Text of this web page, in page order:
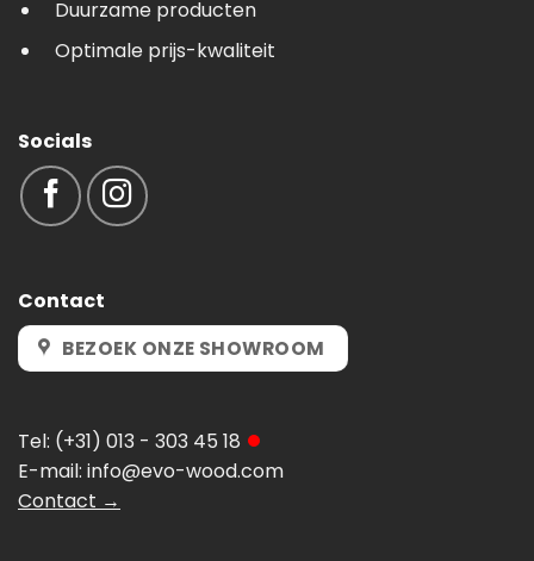
Duurzame producten
Optimale prijs-kwaliteit
Socials
Contact
BEZOEK ONZE SHOWROOM
Tel: (+31) 013 - 303 45 18
E-mail: info@evo-wood.com
Contact →